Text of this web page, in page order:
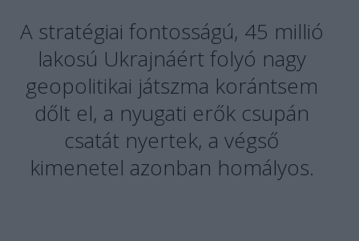
A stratégiai fontosságú, 45 millió
lakosú Ukrajnáért folyó nagy
geopolitikai játszma korántsem
dőlt el, a nyugati erők csupán
csatát nyertek, a végső
kimenetel azonban homályos.